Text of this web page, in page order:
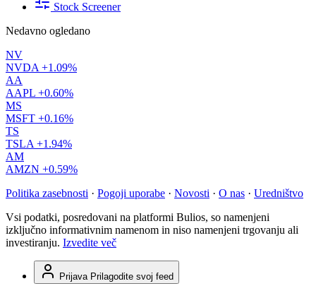
Stock Screener
Nedavno ogledano
NV
NVDA +1.09%
AA
AAPL +0.60%
MS
MSFT +0.16%
TS
TSLA +1.94%
AM
AMZN +0.59%
Politika zasebnosti · Pogoji uporabe · Novosti · O nas · Uredništvo
Vsi podatki, posredovani na platformi Bulios, so namenjeni
izključno informativnim namenom in niso namenjeni trgovanju ali
investiranju. Izvedite več
Prijava Prilagodite svoj feed